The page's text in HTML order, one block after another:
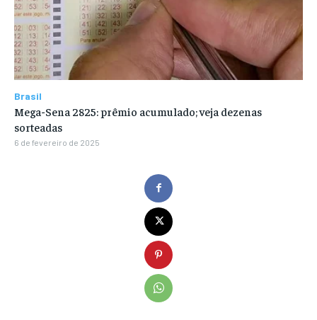
Brasil
Mega-Sena 2825: prêmio acumulado; veja dezenas
sorteadas
6 de fevereiro de 2025